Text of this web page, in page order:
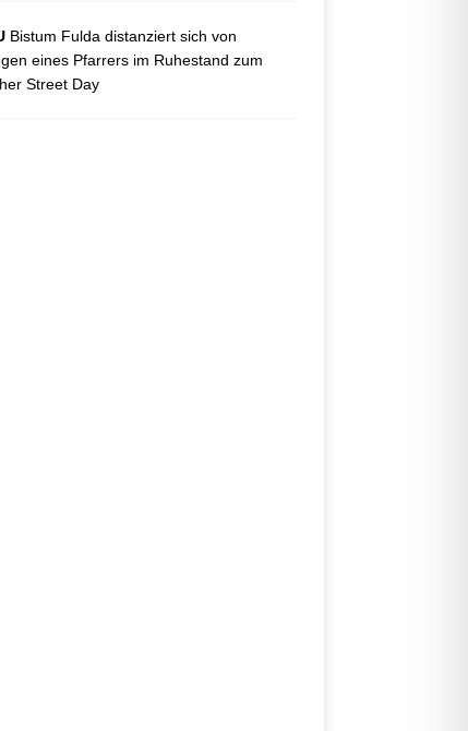
Bistum Fulda distanziert sich von
eines Pfarrers im Ruhestand zum
Street Day